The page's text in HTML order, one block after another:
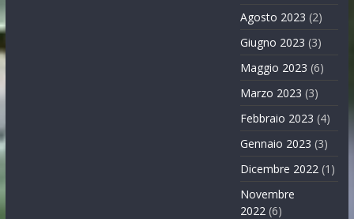
Agosto 2023 (2)
Giugno 2023 (3)
Maggio 2023 (6)
Marzo 2023 (3)
Febbraio 2023 (4)
Gennaio 2023 (3)
Dicembre 2022 (1)
Novembre
2022 (6)